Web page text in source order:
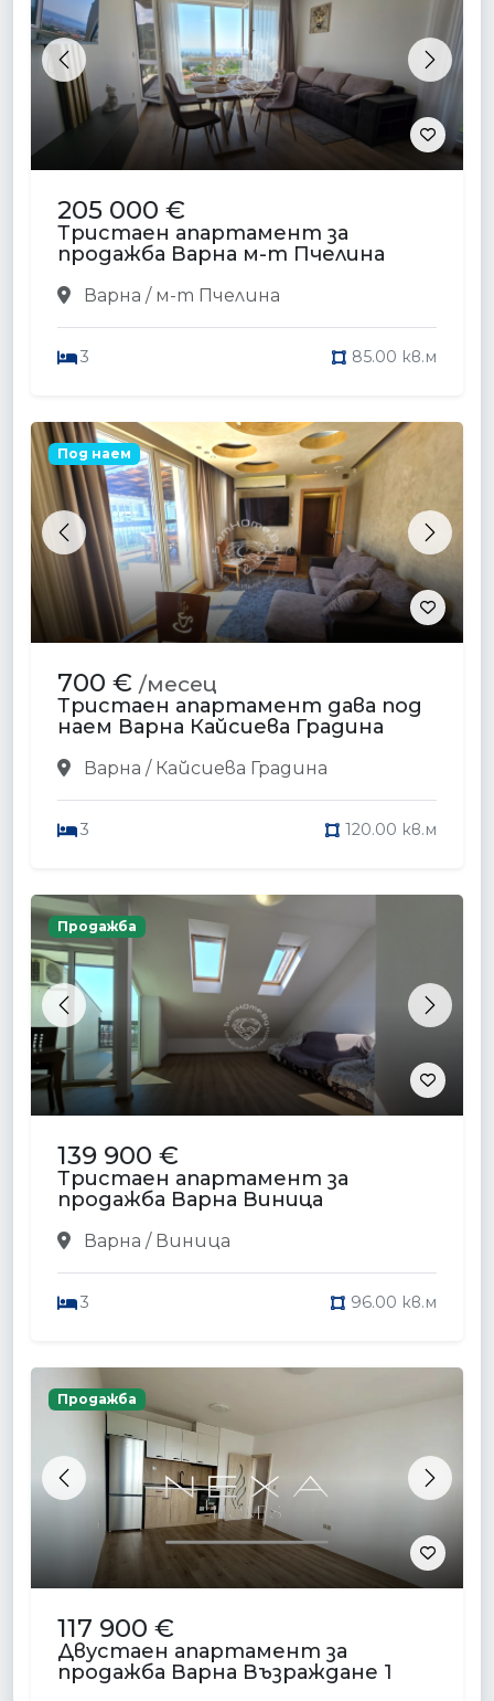
Previous Next
205 000 €
Тристаен апартамент за
продажба Варна м-т Пчелина
Варна / м-т Пчелина
3 85.00 кв.м
Previous Next
Под наем
700 € /месец
Тристаен апартамент дава под
наем Варна Кайсиева Градина
Варна / Кайсиева Градина
3 120.00 кв.м
Previous Next
Продажба
139 900 €
Тристаен апартамент за
продажба Варна Виница
Варна / Виница
3 96.00 кв.м
Previous Next
Продажба
117 900 €
Двустаен апартамент за
продажба Варна Възраждане 1